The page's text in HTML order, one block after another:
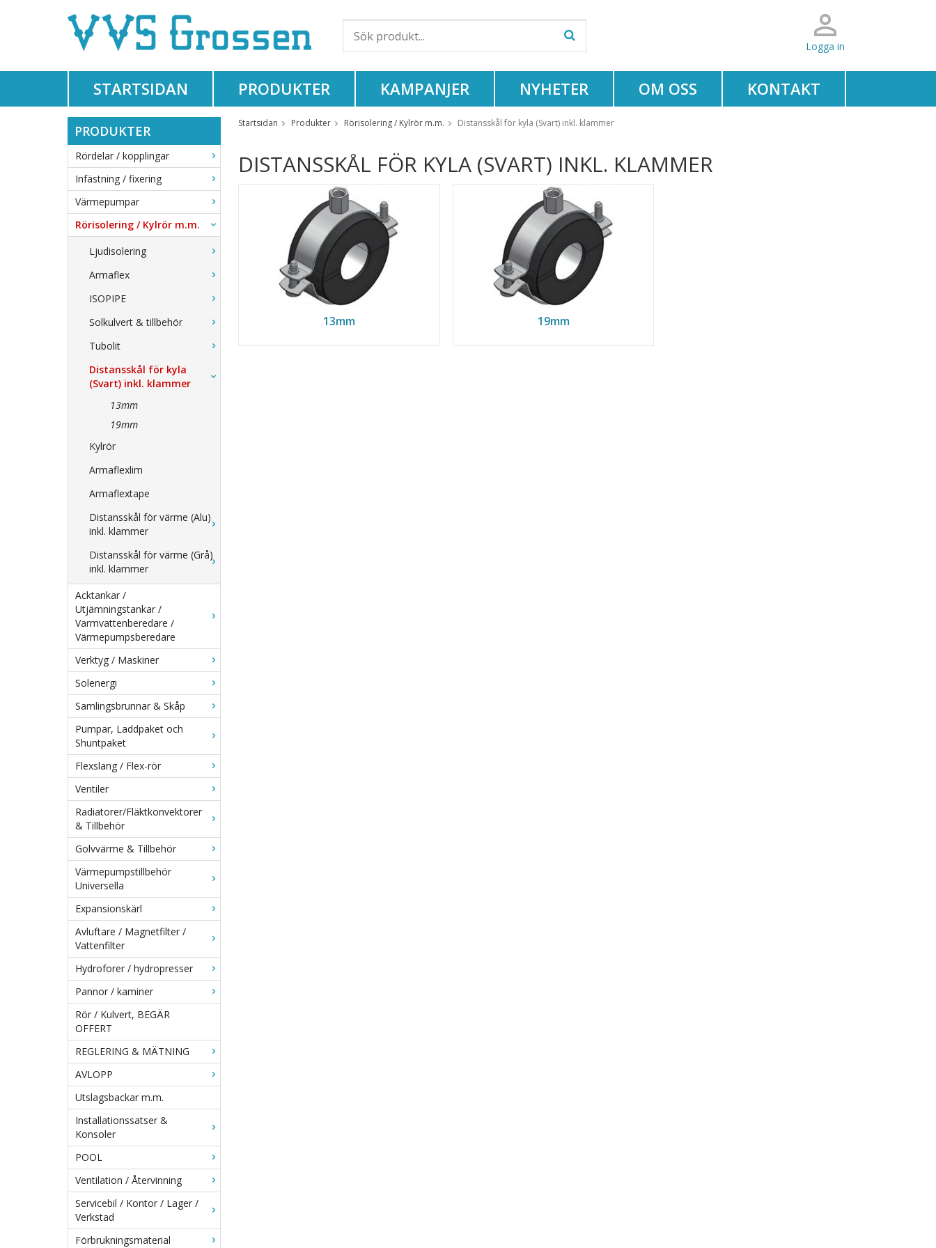
Logga in
STARTSIDAN PRODUKTER KAMPANJER NYHETER OM OSS KONTAKT
PRODUKTER
Rördelar / kopplingar
Infästning / fixering
Värmepumpar
Rörisolering / Kylrör m.m.
Ljudisolering
Armaflex
ISOPIPE
Solkulvert & tillbehör
Tubolit
Distansskål för kyla
(Svart) inkl. klammer
13mm
19mm
Kylrör
Armaflexlim
Armaflextape
Distansskål för värme (Alu)
inkl. klammer
Distansskål för värme (Grå)
inkl. klammer
Acktankar /
Utjämningstankar /
Varmvattenberedare /
Värmepumpsberedare
Verktyg / Maskiner
Solenergi
Samlingsbrunnar & Skåp
Pumpar, Laddpaket och
Shuntpaket
Flexslang / Flex-rör
Ventiler
Radiatorer/Fläktkonvektorer
& Tillbehör
Golvvärme & Tillbehör
Värmepumpstillbehör
Universella
Expansionskärl
Avluftare / Magnetfilter /
Vattenfilter
Hydroforer / hydropresser
Pannor / kaminer
Rör / Kulvert, BEGÄR
OFFERT
REGLERING & MÄTNING
AVLOPP
Utslagsbackar m.m.
Installationssatser &
Konsoler
POOL
Ventilation / Återvinning
Servicebil / Kontor / Lager /
Verkstad
Förbrukningsmaterial
Startsidan Produkter Rörisolering / Kylrör m.m. Distansskål för kyla (Svart) inkl. klammer
DISTANSSKÅL FÖR KYLA (SVART) INKL. KLAMMER
13mm 19mm